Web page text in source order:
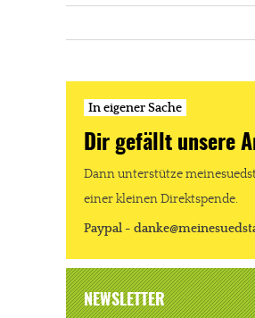
In eigener Sache
Dir gefällt unsere
Dann unterstütze
einer kleinen Direktspende.
Paypal -
NEWSLETTER